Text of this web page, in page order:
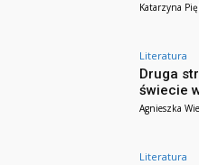
Katarzyna
Literatura
Druga
świecie
Agnieszka
Literatura